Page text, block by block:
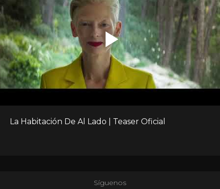
La Habitación De Al Lado | Teaser Oficial
Síguenos